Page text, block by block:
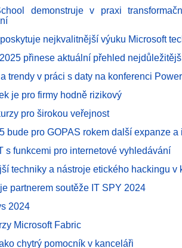
demonstruje v praxi
nejkvalitnější výuku Microsoft
přinese aktuální přehled
trendy v práci s daty na konferenci
je pro firmy hodně rizikový
pro širokou veřejnost
bude pro GOPAS rokem další expanze
s funkcemi pro internetové vyhledávání
techniky a nástroje etického hackingu
partnerem soutěže IT SPY 2024
2024
Microsoft Fabric
chytrý pomocník v kanceláři